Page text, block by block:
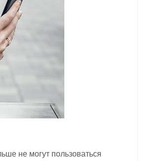
не могут пользоваться